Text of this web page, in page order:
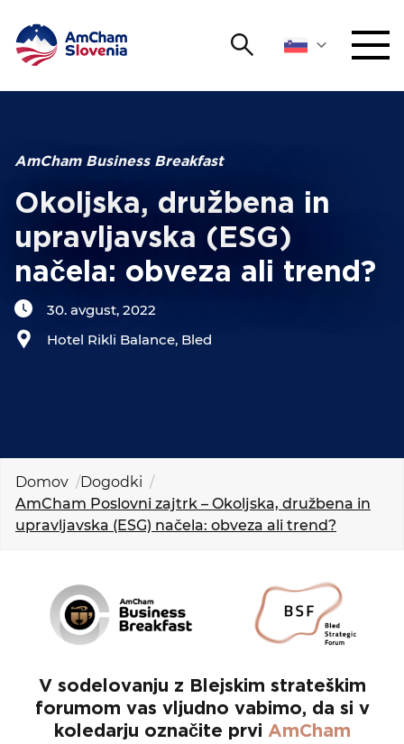
Išči
ZAGOVORNIŠTVO
AmCham YOUNG
MEDNARODNO SODELOVANJE
ČLANSTVO
KONTAKT
Želimo postati član
AmCham Business Breakfast
Okoljska, družbena in
upravljavska (ESG)
načela: obveza ali trend?
30. avgust, 2022
Hotel Rikli Balance, Bled
Domov
Dogodki
AmCham Poslovni zajtrk – Okoljska, družbena in
upravljavska (ESG) načela: obveza ali trend?
V sodelovanju z Blejskim strateškim
forumom vas vljudno vabimo, da si v
koledarju označite prvi AmCham